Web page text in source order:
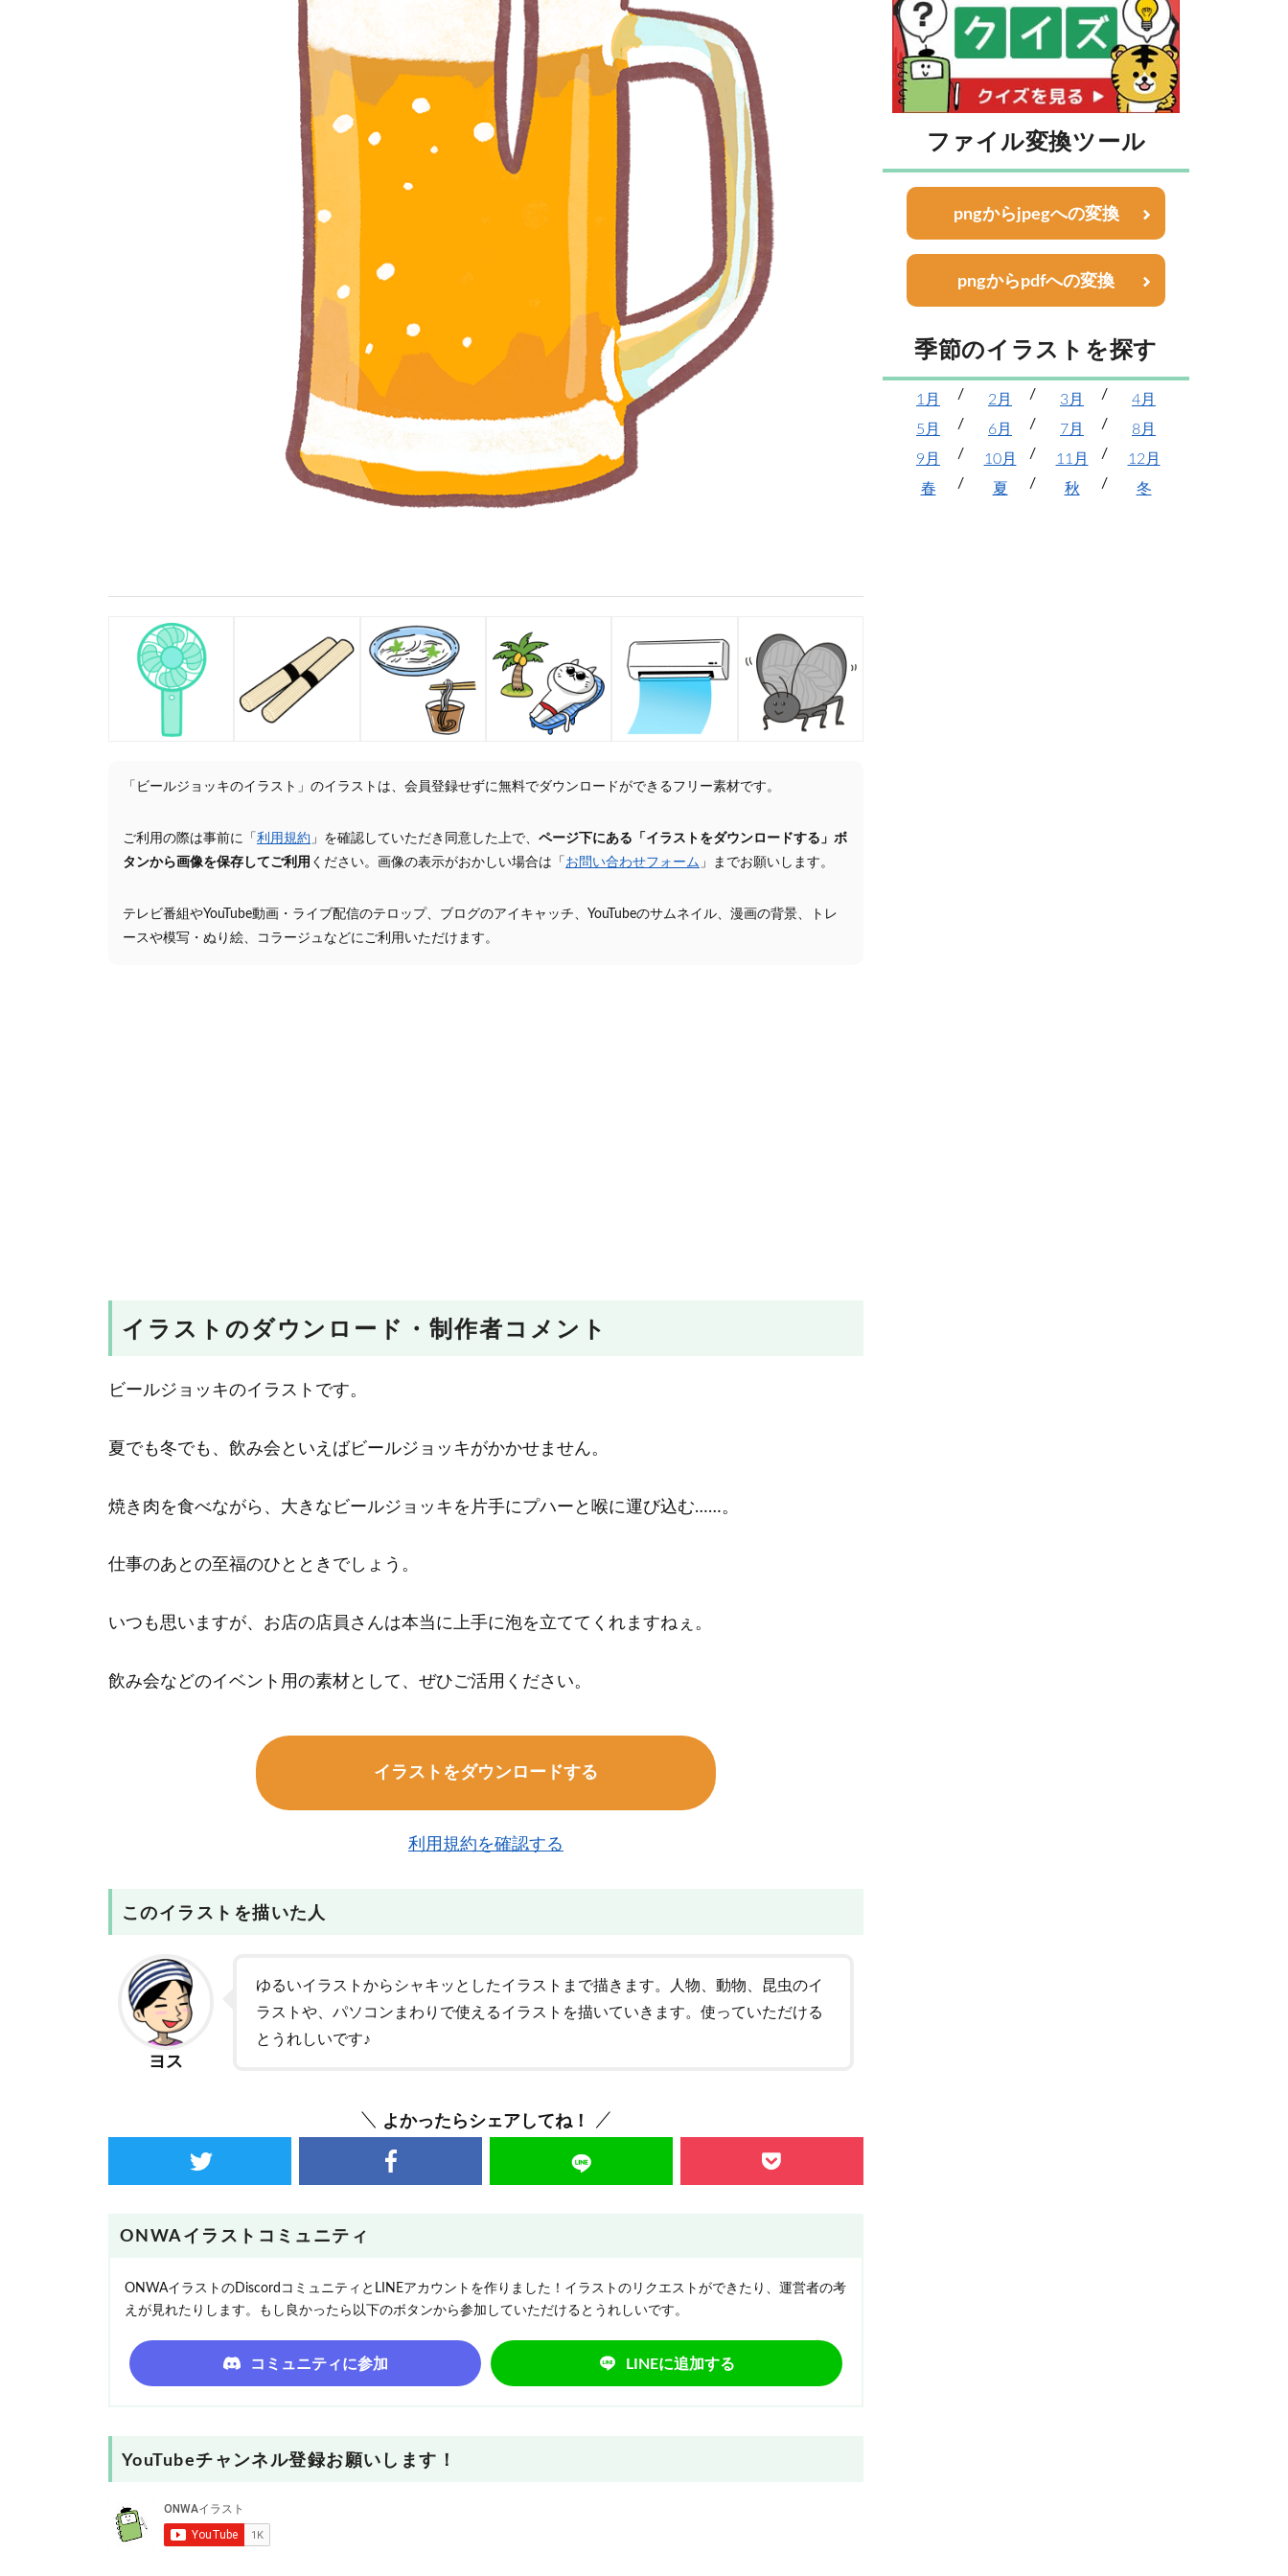
「ビールジョッキのイラスト」のイラストは、会員登録せずに無料でダウンロードができるフリー素材です。
ご利用の際は事前に「 利用規約 」を確認していただき同意した上で、 ページ下にある「イラストをダウンロードする」ボ
タンから画像を保存してご利用 ください。画像の表示がおかしい場合は「 お問い合わせフォーム 」までお願いします。
テレビ番組やYouTube動画・ライブ配信のテロップ、ブログのアイキャッチ、YouTubeのサムネイル、漫画の背景、トレ
ースや模写・ぬり絵、コラージュなどにご利用いただけます。
イラストのダウンロード・制作者コメント
ビールジョッキのイラストです。
夏でも冬でも、飲み会といえばビールジョッキがかかせません。
焼き肉を食べながら、大きなビールジョッキを片手にプハーと喉に運び込む……。
仕事のあとの至福のひとときでしょう。
いつも思いますが、お店の店員さんは本当に上手に泡を立ててくれますねぇ。
飲み会などのイベント用の素材として、ぜひご活用ください。
イラストをダウンロードする
利用規約を確認する
このイラストを描いた人
ヨス
ゆるいイラストからシャキッとしたイラストまで描きます。人物、動物、昆虫のイ
ラストや、パソコンまわりで使えるイラストを描いていきます。使っていただける
とうれしいです♪
よかったらシェアしてね！
ONWAイラストコミュニティ
ONWAイラストのDiscordコミュニティとLINEアカウントを作りました！イラストのリクエストができたり、運営者の考
えが見れたりします。もし良かったら以下のボタンから参加していただけるとうれしいです。
コミュニティに参加 LINEに追加する
YouTubeチャンネル登録お願いします！
ファイル変換ツール
pngからjpegへの変換
pngからpdfへの変換
季節のイラストを探す
1月 2月 3月
4月
5月
6月 7月
8月
9月
10月 11月
12月
春
夏 秋 冬